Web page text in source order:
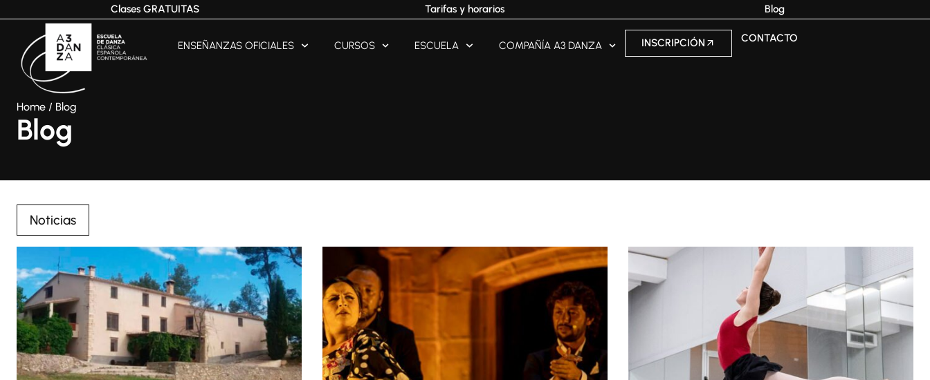
Clases GRATUITAS Tarifas y horarios Blog
ENSEÑANZAS OFICIALES CURSOS ESCUELA COMPAÑÍA A3 DANZA INSCRIPCIÓN CONTACTO
Home / Blog
Blog
Noticias